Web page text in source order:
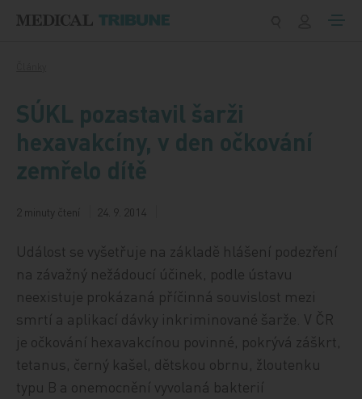
SÚKL pozastavil šarži
hexavakcíny, v den očkování
zemřelo dítě
2 minuty čtení 24. 9. 2014
Událost se vyšetřuje na základě hlášení podezření
na závažný nežádoucí účinek, podle ústavu
neexistuje prokázaná příčinná souvislost mezi
smrtí a aplikací dávky inkriminované šarže. V ČR
je očkování hexavakcínou povinné, pokrývá záškrt,
tetanus, černý kašel, dětskou obrnu, žloutenku
typu B a onemocnění vyvolaná bakterií